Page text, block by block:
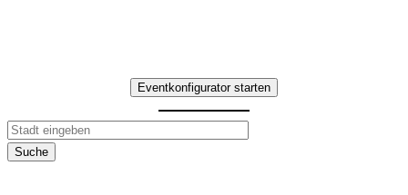
Eventkonfigurator starten
Suche